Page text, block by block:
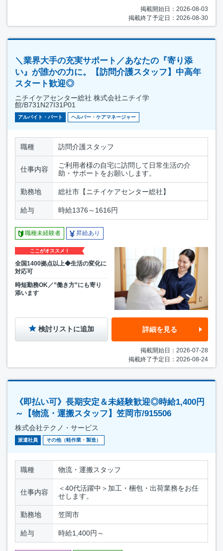
掲載開始日：2026-08-03
掲載終了予定日：2026-08-30
＼業界大手の充実サポート／あなたの『寄り添
い』が誰かの力に。【訪問介護スタッフ】中高年
スタート歓迎◎
ニチイケアセンター総社 株式会社ニチイ学
館/B731N27I31P01
アルバイト・パート ヘルパー・ケアマネージャー
職種 訪問介護スタッフ
仕事内容
ご利用者様の自宅に訪問して日常生活の介
助・サポートをお願いします。
勤務地 総社市【ニチイケアセンター総社】
給与 時給1376～1616円
職種未経験者 昇給あり
ここがオススメ！
全国1400拠点以上◆生活の変化に
対応可
時短勤務OK／”働き方”にも寄り
添います
検討リストに追加 詳細を見る
掲載開始日：2026-07-28
掲載終了予定日：2026-08-24
《即払い可》長期安定＆未経験歓迎◎時給1,400円
～【物流・運搬スタッフ】笠岡市/915506
株式会社テクノ・サービス
派遣社員 その他（軽作業・製造）
職種 物流・運搬スタッフ
仕事内容
＜40代活躍中＞加工・梱包・出荷業務をお任
せします。
勤務地 笠岡市
給与 時給1,400円～